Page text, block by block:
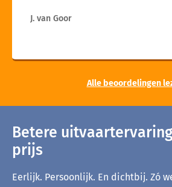
J. van Goor
Alle beoordelingen
Betere
prijs
Eerlijk. Persoonlijk. En dichtbij. Zó